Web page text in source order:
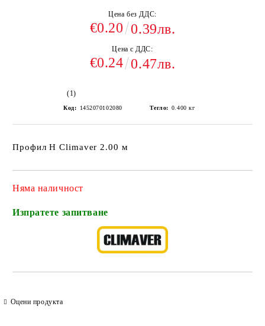
Цена без ДДС:
€0.20 0.39лв.
Цена с ДДС:
€0.24 0.47лв.
(1)
Код: 1452070102080 Тегло: 0.400 кг
Профил Н Climaver 2.00 м
Няма наличност
Изпратете запитване
Оцени продукта